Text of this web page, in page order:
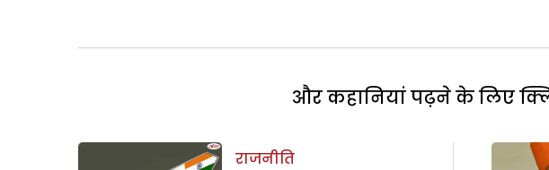
और कहानियां पढ़ने के लिए
राजनीति